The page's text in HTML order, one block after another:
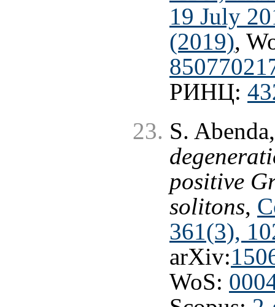
19 July
(2019),
РИНЦ:
S.
positive
solitons,
361(3),
arXiv:
WoS: